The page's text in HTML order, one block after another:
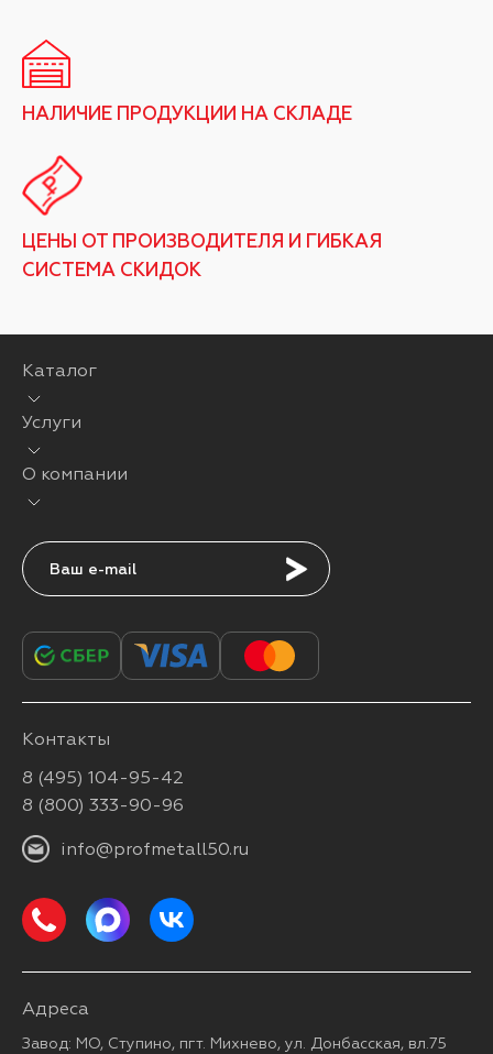
НАЛИЧИЕ ПРОДУКЦИИ НА СКЛАДЕ
ЦЕНЫ ОТ ПРОИЗВОДИТЕЛЯ И ГИБКАЯ
СИСТЕМА СКИДОК
Каталог
Услуги
О компании
Подписаться
Контакты
8 (495) 104-95-42
8 (800) 333-90-96
info@profmetall50.ru
Адреса
Завод: МО, Ступино, пгт. Михнево, ул. Донбасская, вл.75